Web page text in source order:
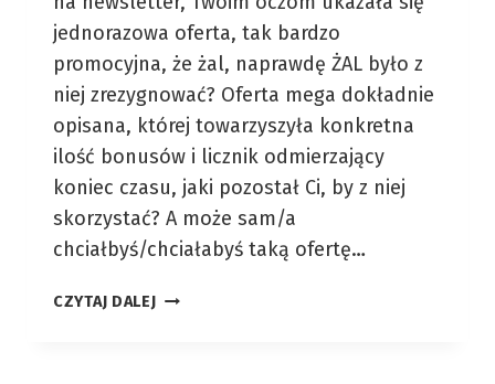
jednorazowa oferta, tak bardzo
promocyjna, że żal, naprawdę ŻAL było z
niej zrezygnować? Oferta mega dokładnie
opisana, której towarzyszyła konkretna
ilość bonusów i licznik odmierzający
koniec czasu, jaki pozostał Ci, by z niej
skorzystać? A może sam/a
chciałbyś/chciałabyś taką ofertę…
CZYTAJ DALEJOTO